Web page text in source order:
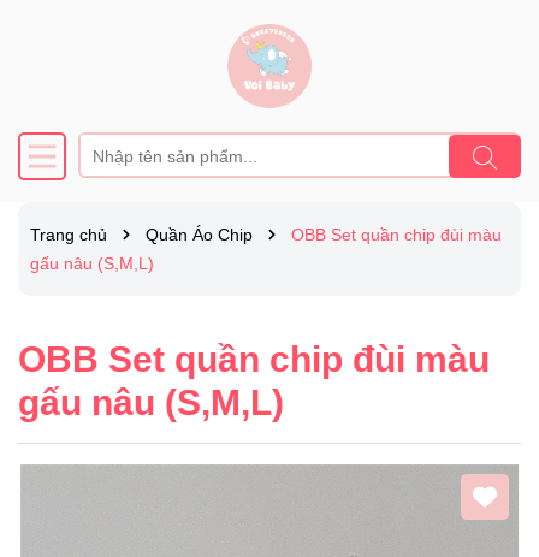
Trang chủ Quần Áo Chip
OBB Set quần chip đùi màu
gấu nâu (S,M,L)
OBB Set quần chip đùi màu
gấu nâu (S,M,L)